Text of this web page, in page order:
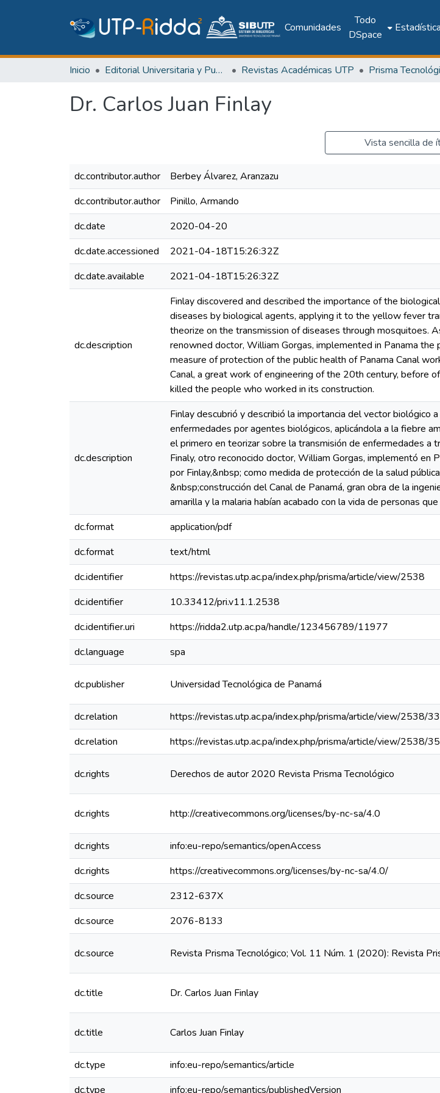
Comunidades
Todo
DSpace
Inicio Editorial Universitaria y Publicaciones Seriadas Revistas Académicas UTP Prisma
Dr. Carlos Juan Finlay
Vista sencilla de
dc.contributor.author
Berbey Álvarez, Aranzazu
dc.contributor.author
Pinillo, Armando
dc.date
2020-04-20
dc.date.accessioned
2021-04-18T15:26:32Z
dc.date.available
2021-04-18T15:26:32Z
dc.description
Finlay discovered and described the importance of the
diseases by biological agents, applying it to the yellow fever
theorize on the transmission of diseases through mosquitoes.
renowned doctor, William Gorgas, implemented in Panama
measure of protection of the public health of Panama Canal
Canal, a great work of engineering of the 20th century, before
killed the people who worked in its construction.
dc.description
Finlay descubrió y describió la importancia del vector
enfermedades por agentes biológicos, aplicándola a la fiebre
el primero en teorizar sobre la transmisión de enfermedades a
Finaly, otro reconocido doctor, William Gorgas, implementó en
por Finlay,&nbsp; como medida de protección de la salud
&nbsp;construcción del Canal de Panamá, gran obra de la
amarilla y la malaria habían acabado con la vida de personas
dc.format
application/pdf
dc.format
text/html
dc.identifier
https://revistas.utp.ac.pa/index.php/prisma/article/view/2538
dc.identifier
10.33412/pri.v11.1.2538
dc.identifier.uri
https://ridda2.utp.ac.pa/handle/123456789/11977
dc.language
spa
dc.publisher Universidad Tecnológica de Panamá
dc.relation
https://revistas.utp.ac.pa/index.php/prisma/article/view/2538/
dc.relation
https://revistas.utp.ac.pa/index.php/prisma/article/view/2538/
dc.rights Derechos de autor 2020 Revista Prisma Tecnológico
dc.rights http://creativecommons.org/licenses/by-nc-sa/4.0
dc.rights
info:eu-repo/semantics/openAccess
dc.rights
https://creativecommons.org/licenses/by-nc-sa/4.0/
dc.source
2312-637X
dc.source
2076-8133
dc.source Revista Prisma Tecnológico; Vol. 11 Núm. 1 (2020): Revista
dc.title Dr. Carlos Juan Finlay
dc.title Carlos Juan Finlay
dc.type
info:eu-repo/semantics/article
dc.type
info:eu-repo/semantics/publishedVersion